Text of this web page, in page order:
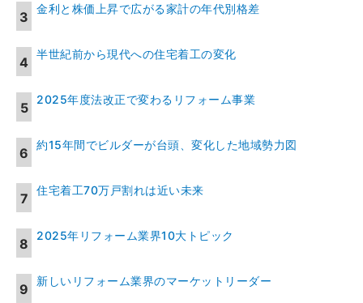
金利と株価上昇で広がる家計の年代別格差
半世紀前から現代への住宅着工の変化
2025年度法改正で変わるリフォーム事業
約15年間でビルダーが台頭、変化した地域勢力図
住宅着工70万戸割れは近い未来
2025年リフォーム業界10大トピック
新しいリフォーム業界のマーケットリーダー